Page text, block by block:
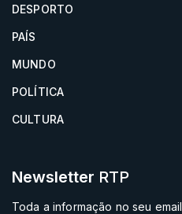
DESPORTO
PAÍS
MUNDO
POLÍTICA
CULTURA
Newsletter RTP
Toda a informação no seu email